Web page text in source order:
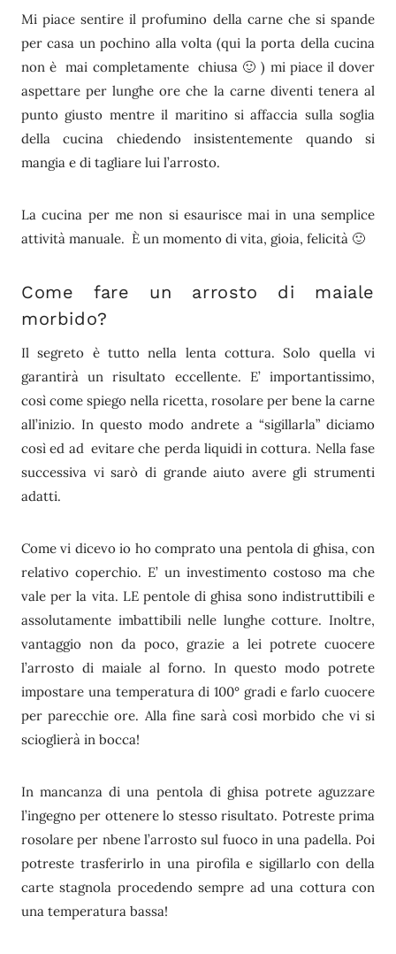
Mi piace sentire il profumino della carne che si spande
per casa un pochino alla volta (qui la porta della cucina
non è mai completamente chiusa 🙂 ) mi piace il dover
aspettare per lunghe ore che la carne diventi tenera al
punto giusto mentre il maritino si affaccia sulla soglia
della cucina chiedendo insistentemente quando si
mangia e di tagliare lui l’arrosto.
La cucina per me non si esaurisce mai in una semplice
attività manuale. È un momento di vita, gioia, felicità 🙂
Come fare un arrosto di maiale
morbido?
Il segreto è tutto nella lenta cottura. Solo quella vi
garantirà un risultato eccellente. E’ importantissimo,
così come spiego nella ricetta, rosolare per bene la carne
all’inizio. In questo modo andrete a “sigillarla” diciamo
così ed ad evitare che perda liquidi in cottura. Nella fase
successiva vi sarò di grande aiuto avere gli strumenti
adatti.
Come vi dicevo io ho comprato una pentola di ghisa, con
relativo coperchio. E’ un investimento costoso ma che
vale per la vita. LE pentole di ghisa sono indistruttibili e
assolutamente imbattibili nelle lunghe cotture. Inoltre,
vantaggio non da poco, grazie a lei potrete cuocere
l’arrosto di maiale al forno. In questo modo potrete
impostare una temperatura di 100° gradi e farlo cuocere
per parecchie ore. Alla fine sarà così morbido che vi si
scioglierà in bocca!
In mancanza di una pentola di ghisa potrete aguzzare
l’ingegno per ottenere lo stesso risultato. Potreste prima
rosolare per nbene l’arrosto sul fuoco in una padella. Poi
potreste trasferirlo in una pirofila e sigillarlo con della
carte stagnola procedendo sempre ad una cottura con
una temperatura bassa!